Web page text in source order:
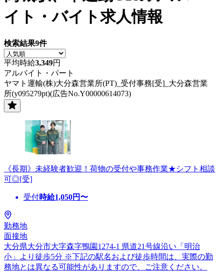
イト・バイト求人情報
検索結果9件
平均時給3,349円
アルバイト・パート
ヤマト運輸(株)大分森営業所(PT)_受付事務[受]_大分森営業
所(y095279pt)(広告No.Y00000614073)
《長期》未経験者歓迎！荷物の受付や事務作業★シフト相談
可◎[受]
受付時給1,050円〜
勤務地
面接地
大分県大分市大字森字鴨園1274-1 県道21号線沿い「明治
小」より徒歩5分 ※下記の駅名および徒歩時間は、実際の勤
務地とは異なる可能性がありますので、ご注意ください。